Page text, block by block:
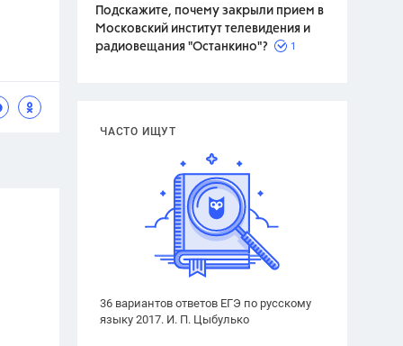
Подскажите, почему закрыли прием в
Московский институт телевидения и
радиовещания "Останкино"?
1
ЧАСТО ИЩУТ
36 вариантов ответов ЕГЭ по русскому
языку 2017. И. П. Цыбулько